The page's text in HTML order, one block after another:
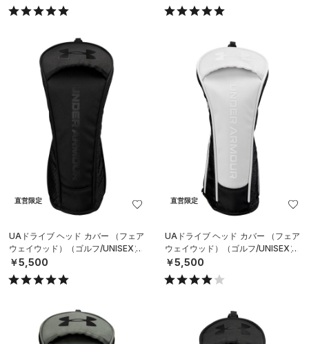
直営限定
UAドライブ ヘッド カバー （フェア
ウェイウッド）（ゴルフ/UNISEX）
￥5,500
直営限定
UAドライブ ヘッド カバー （フェア
ウェイウッド）（ゴルフ/UNISEX）
￥5,500